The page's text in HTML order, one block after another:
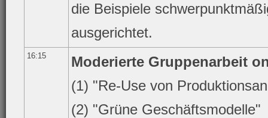
die Beispiele
ausgerichtet.
16:15
Moderierte Gruppenarbeit
(1) "Re-Use von
(2) "Grüne Geschäftsmodelle"